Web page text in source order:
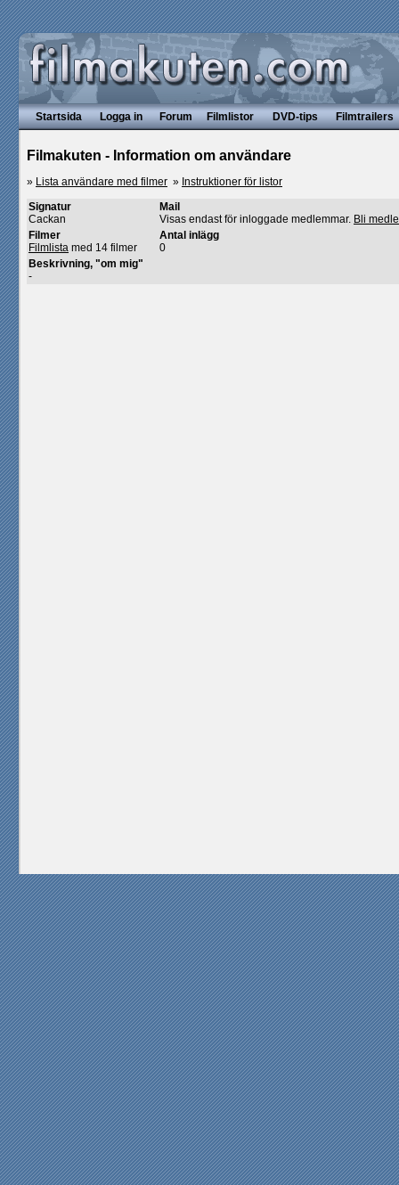
Startsida Logga in Forum Filmlistor DVD-tips Filmtrailers
Filmakuten - Information om användare
» Lista användare med filmer » Instruktioner för listor
Signatur
Cackan
Mail
Visas endast för inloggade medlemmar. Bli
Filmer
Filmlista med 14 filmer
Antal inlägg
0
Beskrivning, "om mig"
-